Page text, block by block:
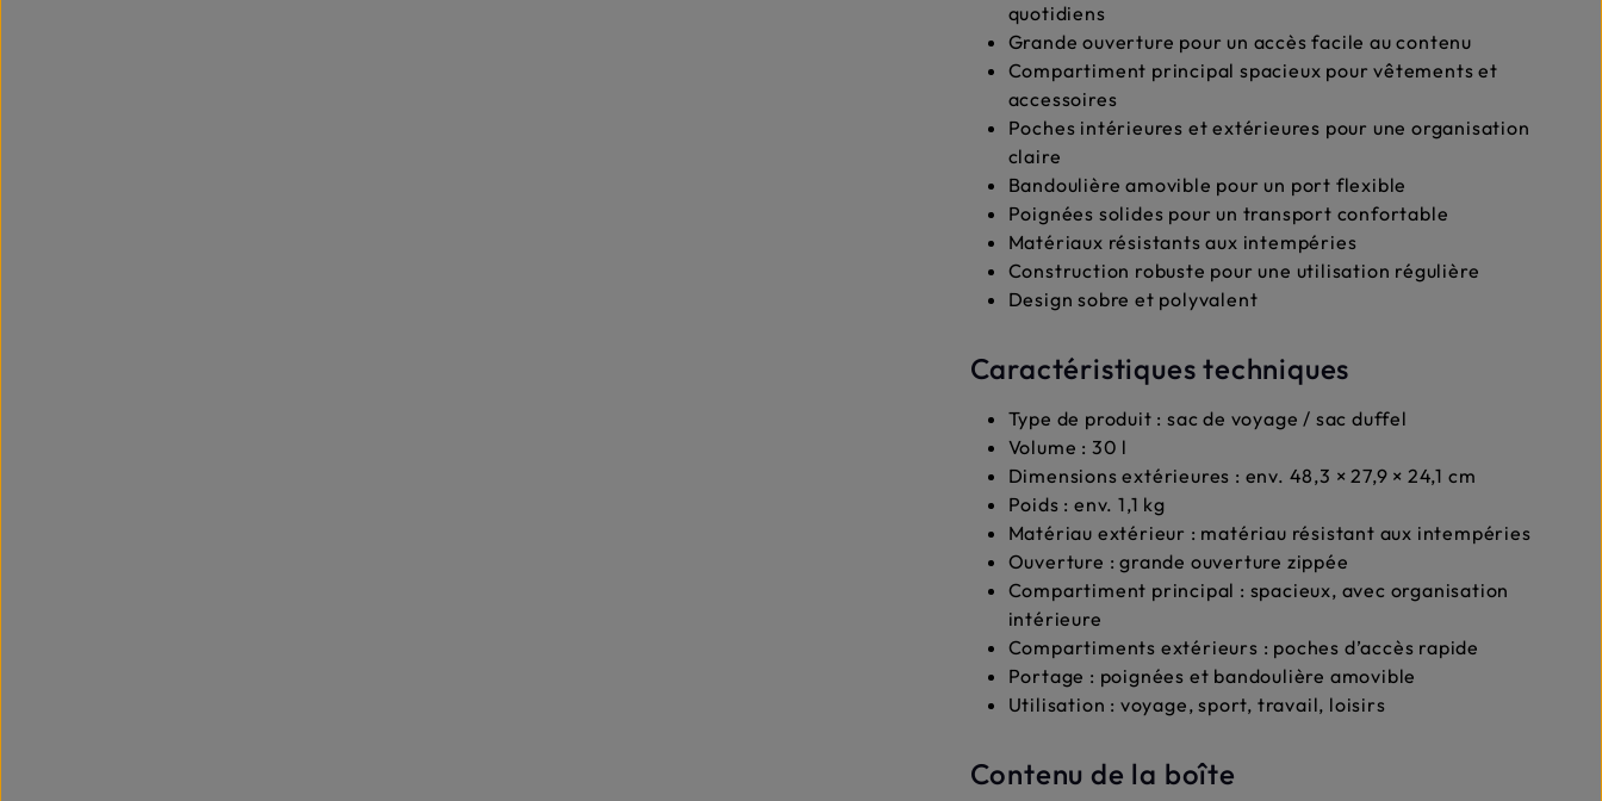
quotidiens
Grande ouverture pour un accès facile au contenu
Compartiment principal spacieux pour vêtements et
accessoires
Poches intérieures et extérieures pour une organisation
claire
Bandoulière amovible pour un port flexible
Poignées solides pour un transport confortable
Matériaux résistants aux intempéries
Construction robuste pour une utilisation régulière
Design sobre et polyvalent
Caractéristiques techniques
Type de produit : sac de voyage / sac duffel
Volume : 30 l
Dimensions extérieures : env. 48,3 × 27,9 × 24,1 cm
Poids : env. 1,1 kg
Matériau extérieur : matériau résistant aux intempéries
Ouverture : grande ouverture zippée
Compartiment principal : spacieux, avec organisation
intérieure
Compartiments extérieurs : poches d’accès rapide
Portage : poignées et bandoulière amovible
Utilisation : voyage, sport, travail, loisirs
Contenu de la boîte